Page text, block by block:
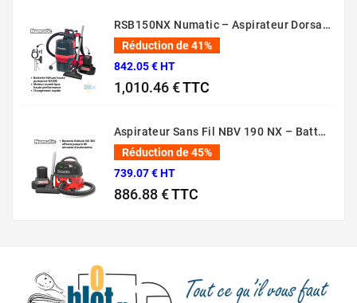
RSB150NX Numatic – Aspirateur Dorsal Pro [80 Min – 5L – 36V]
Réduction de 41%
842.05 € HT
1,010.46 €TTC
Aspirateur Sans Fil NBV 190 NX – Batterie 36V Professionnel
Réduction de 45%
739.07 € HT
886.88 €TTC